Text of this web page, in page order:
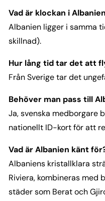
Vad är klockan i
Albanien ligger i samma
skillnad).
Hur lång tid tar det att
Från Sverige tar det
Behöver man pass till
Ja, svenska medborgare
nationellt ID-kort för att
Vad är Albanien känt
Albaniens kristallklara
Riviera, kombineras med
städer som Berat och